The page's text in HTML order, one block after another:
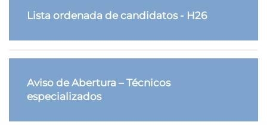
Lista ordenada de candidatos - H26
Aviso de Abertura – Técnicos
especializados